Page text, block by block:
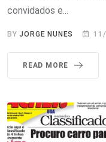
convidados e...
BYJORGE NUNES
READ MORE